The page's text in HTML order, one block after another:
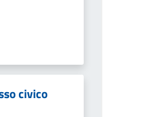
civico